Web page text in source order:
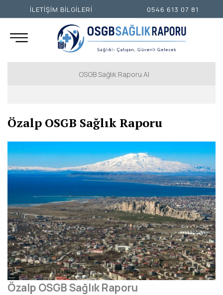
OSGB Sağlık Raporu Al
İSTANBUL ANADOLU YAKASI
ANKARA
İZMİR
ADANA
ADIYAMAN
AFYONKARAHİSAR
AĞRI
AKSARAY
AMASYA
Özalp OSGB Sağlık Raporu
Özalp OSGB Sağlık Raporu
İLETİŞİM BİLGİLERİ 0546 613 07 81